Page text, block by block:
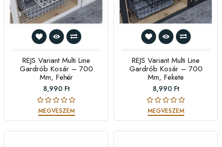
REJS Variant Multi Line
Gardrób Kosár – 700
Mm, Fehér
8,990 Ft
MEGVESZEM
REJS Variant Multi Line
Gardrób Kosár – 700
Mm, Fekete
8,990 Ft
MEGVESZEM